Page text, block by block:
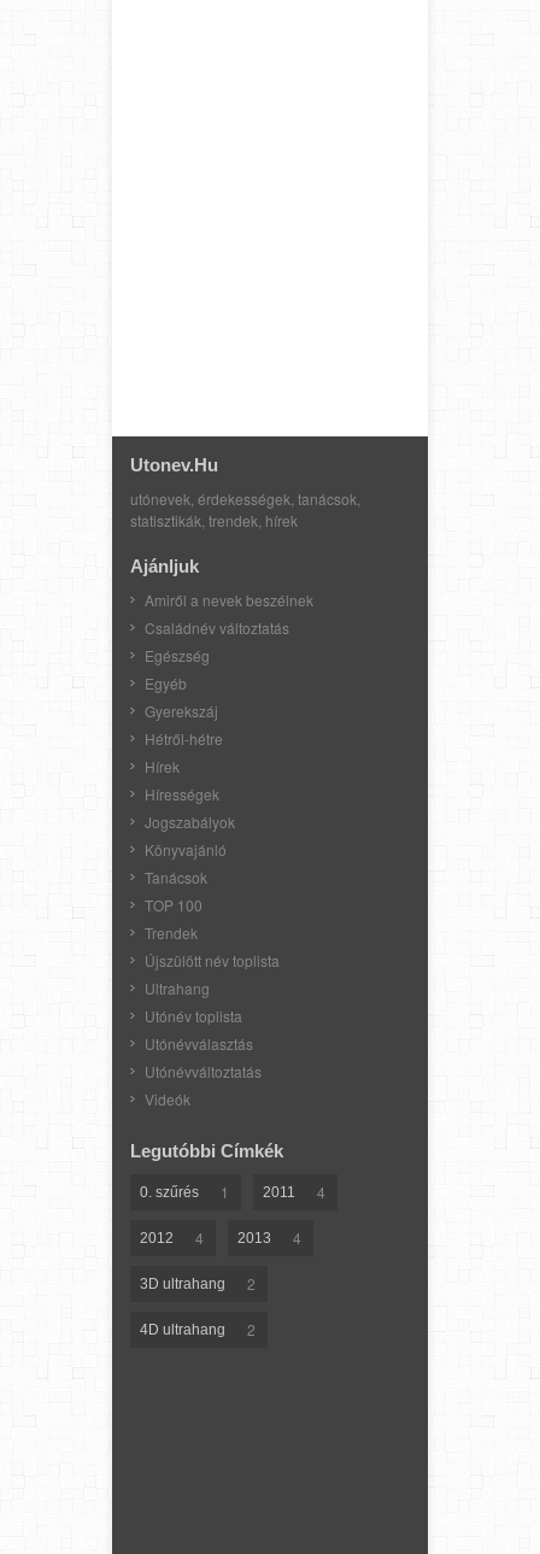
Utonev.hu
utónevek, érdekességek, tanácsok,
statisztikák, trendek, hírek
Ajánljuk
Amiről a nevek beszélnek
Családnév változtatás
Egészség
Egyéb
Gyerekszáj
Hétről-hétre
Hírek
Hírességek
Jogszabályok
Könyvajánló
Tanácsok
TOP 100
Trendek
Újszülött név toplista
Ultrahang
Utónév toplista
Utónévválasztás
Utónévváltoztatás
Videók
Legutóbbi Címkék
0. szűrés 1 2011 4
2012 4 2013 4
3D ultrahang 2
4D ultrahang 2